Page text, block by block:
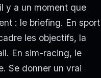
y a un moment que
: le briefing. En sport
les objectifs, la
En sim-racing, le
Se donner un vrai